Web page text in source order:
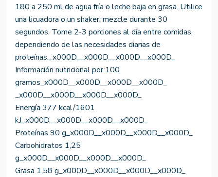
180 a 250 ml de agua fría o leche baja en grasa. Utilice
una licuadora o un shaker, mezcle durante 30
segundos. Tome 2-3 porciones al día entre comidas,
dependiendo de las necesidades diarias de
proteínas._x000D__x000D__x000D__x000D_
Información nutricional por 100
gramos_x000D__x000D__x000D__x000D_
_x000D__x000D__x000D__x000D_
Energía 377 kcal/1601
kJ_x000D__x000D__x000D__x000D_
Proteínas 90 g_x000D__x000D__x000D__x000D_
Carbohidratos 1,25
g_x000D__x000D__x000D__x000D_
Grasa 1,58 g_x000D__x000D__x000D__x000D_